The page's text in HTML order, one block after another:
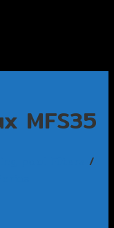
MFS35
/